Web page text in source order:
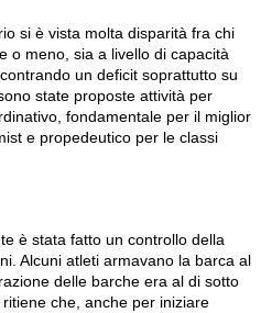
si è vista molta disparità fra chi
o meno, sia a livello di capacità
un deficit soprattutto su
state proposte attività per
fondamentale per il miglior
e propedeutico per le classi
è stata fatto un controllo della
Alcuni atleti armavano la barca al
delle barche era al di sotto
che, anche per iniziare